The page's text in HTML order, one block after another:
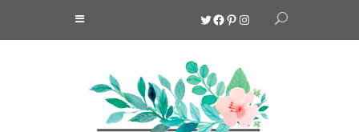
Twitter
Facebook
Pinterest
Instagram